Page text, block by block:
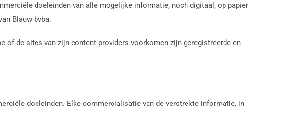
doeleinden van alle mogelijke informatie, noch digitaal, op papier
Blauw bvba.
of de sites van zijn content providers voorkomen zijn geregistreerde en
doeleinden. Elke commercialisatie van de verstrekte informatie, in